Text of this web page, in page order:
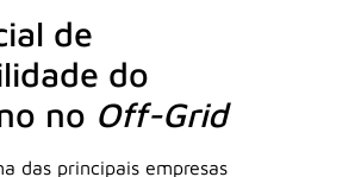
de
do
no Off-Grid
das principais empresas